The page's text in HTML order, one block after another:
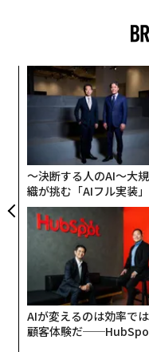
測。AIで解析結果を
ペット産業における
在、行方不明者・失
活用しようという実
が、それをペットに
ルートテクノロジー
gviiは、鼻のしわ（
システムを開発。す
る。
韓国では「チキョジ
る」の意）というペ
は、保健所に保護さ
る。いかに早急に見
死を分けることにな
課題解決が目標とし
〜決断する人のAI〜大
織が挑む「AIフル実装
う”企業から“動く”企業
TTドコモビジネス
AIが変えるのは効率で
顧客体験だ